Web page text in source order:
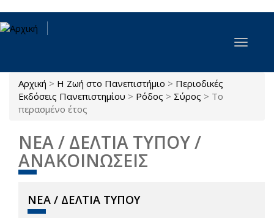
Παράκαμψη προς το κυρίως περιεχόμενο
Toggle
Είστε εδώ
Αρχική > Η Ζωή στο Πανεπιστήμιο > Περιοδικές
Εκδόσεις Πανεπιστημίου > Ρόδος > Σύρος > Το
περασμένο έτος
ΝΕΑ / ΔΕΛΤΙΑ ΤΥΠΟΥ /
ΑΝΑΚΟΙΝΩΣΕΙΣ
ΝΕΑ / ΔΕΛΤΙΑ ΤΥΠΟΥ